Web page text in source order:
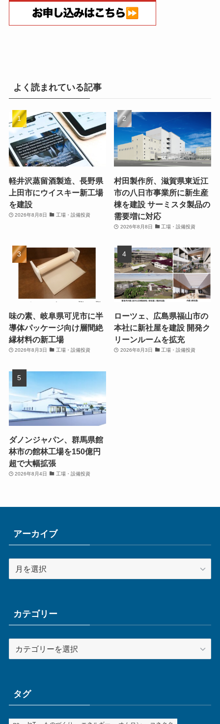
よく読まれている記事
軽井沢蒸留酒製造、長野県
上田市にウイスキー新工場
を建設
2026年8月8日 工場・設備投資
村田製作所、滋賀県東近江
市の八日市事業所に新生産
棟を建設 サーミスタ製品の
需要増に対応
2026年8月8日 工場・設備投資
味の素、岐阜県可児市に半
導体パッケージ向け層間絶
縁材料の新工場
2026年8月3日 工場・設備投資
ローツェ、広島県福山市の
本社に新社屋を建設 開発ク
リーンルームを拡充
2026年8月3日 工場・設備投資
ダノンジャパン、群馬県館
林市の館林工場を150億円
超で大幅拡張
2026年8月4日 工場・設備投資
アーカイブ
ー
ブカテゴリー
テ
ータグ